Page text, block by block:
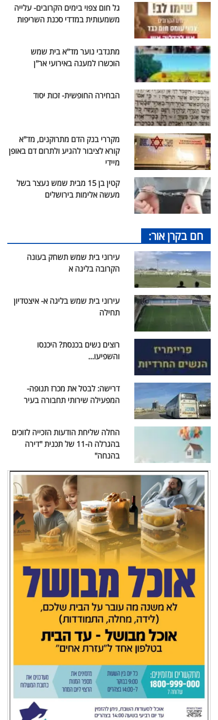
גל חום צפוי בימים הקרובים- עלייה
משמעותית במדדי סכנת השריפות
מתנדבי נוער מד"א בית שמש
הוכשרו למענה באירועי אר"ן
הבחירה החופשית- זכות יסוד
מקררי בנק הדם מתרוקנים, מד"א
קורא לציבור להגיע ולתרום דם באופן
מיידי
קטין בן 15 מבית שמש נעצר בשל
מעשה אלימות בירושלים
חם בקרן אור:
עירוני בית שמש תשחק בעונה
הקרובה בליגה א
עירוני בית שמש בליגה א- איצטדיון
תחילה
רוצים נשים בכנסת? היכנסו
והשפיעו...
דרישה: לבטל את מכרז תנופה-
המפעילה שירותי תחבורה בעיר
החלה שליחת הודעות הזכייה לזוכים
בהגרלה ה-11 של תכנית "דירה
בהנחה"